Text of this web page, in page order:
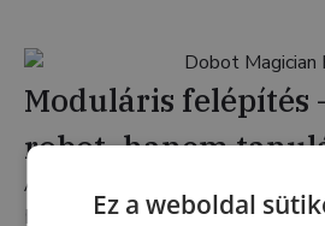
Moduláris felépítés
robot, hanem
A Magician családot
projektszemléletű oktatásra
Ez a weboldal